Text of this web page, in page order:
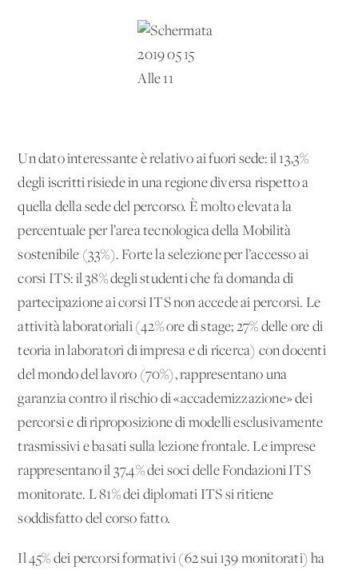
Un dato interessante è relativo ai fuori sede: il 13,3%
degli iscritti risiede in una regione diversa rispetto a
quella della sede del percorso. È molto elevata la
percentuale per l’area tecnologica della Mobilità
sostenibile (33%). Forte la selezione per l’accesso ai
corsi ITS: il 38% degli studenti che fa domanda di
partecipazione ai corsi ITS non accede ai percorsi. Le
attività laboratoriali (42% ore di stage; 27% delle ore di
teoria in laboratori di impresa e di ricerca) con docenti
del mondo del lavoro (70%), rappresentano una
garanzia contro il rischio di «accademizzazione» dei
percorsi e di riproposizione di modelli esclusivamente
trasmissivi e basati sulla lezione frontale. Le imprese
rappresentano il 37,4% dei soci delle Fondazioni ITS
monitorate. L'81% dei diplomati ITS si ritiene
soddisfatto del corso fatto.
Il 45% dei percorsi formativi (62 sui 139 monitorati) ha